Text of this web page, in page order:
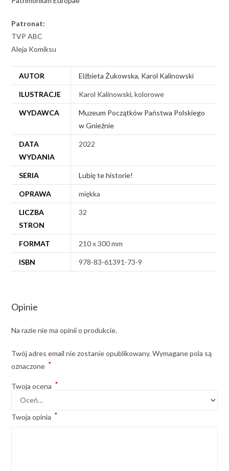
Patronat:
TVP ABC
Aleja Komiksu
AUTOR Elżbieta Żukowska, Karol Kalinowski
ILUSTRACJE Karol Kalinowski, kolorowe
WYDAWCA
Muzeum Początków Państwa Polskiego
w Gnieźnie
DATA
WYDANIA
2022
SERIA Lubię te historie!
OPRAWA miękka
LICZBA
STRON
32
FORMAT 210 x 300 mm
ISBN 978-83-61391-73-9
Opinie
Na razie nie ma opinii o produkcie.
Twój adres email nie zostanie opublikowany. Wymagane pola są
oznaczone *
Twoja ocena *
Twoja opinia *